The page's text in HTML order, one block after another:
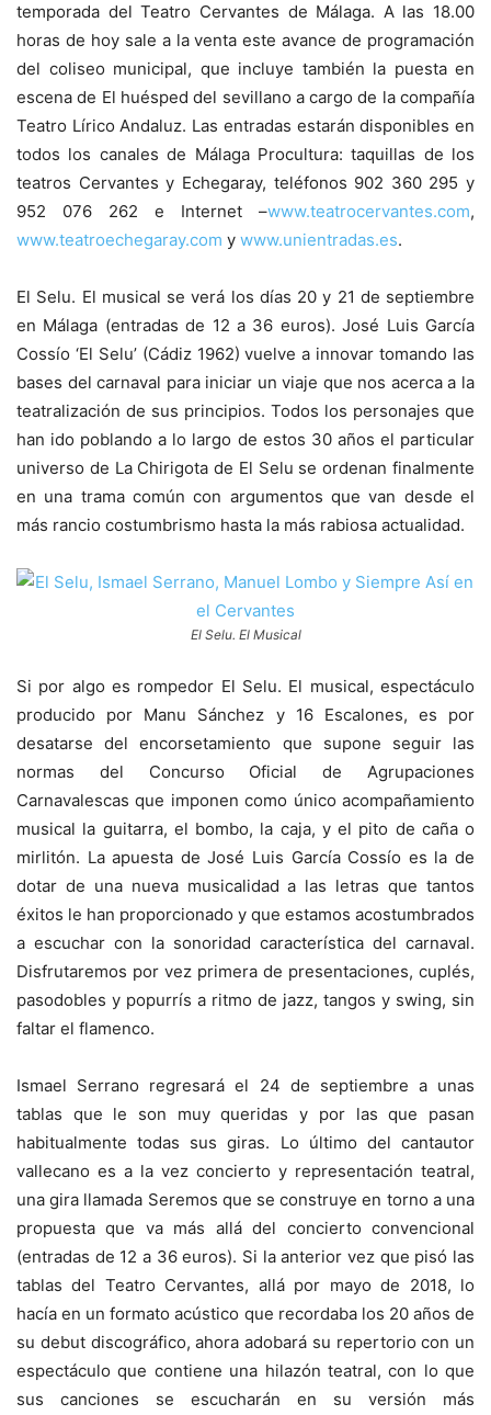
temporada del Teatro Cervantes de Málaga. A las 18.00
horas de hoy sale a la venta este avance de programación
del coliseo municipal, que incluye también la puesta en
escena de El huésped del sevillano a cargo de la compañía
Teatro Lírico Andaluz. Las entradas estarán disponibles en
todos los canales de Málaga Procultura: taquillas de los
teatros Cervantes y Echegaray, teléfonos 902 360 295 y
952 076 262 e Internet –www.teatrocervantes.com,
www.teatroechegaray.com y www.unientradas.es.
El Selu. El musical se verá los días 20 y 21 de septiembre
en Málaga (entradas de 12 a 36 euros). José Luis García
Cossío ‘El Selu’ (Cádiz 1962) vuelve a innovar tomando las
bases del carnaval para iniciar un viaje que nos acerca a la
teatralización de sus principios. Todos los personajes que
han ido poblando a lo largo de estos 30 años el particular
universo de La Chirigota de El Selu se ordenan finalmente
en una trama común con argumentos que van desde el
más rancio costumbrismo hasta la más rabiosa actualidad.
El Selu. El Musical
Si por algo es rompedor El Selu. El musical, espectáculo
producido por Manu Sánchez y 16 Escalones, es por
desatarse del encorsetamiento que supone seguir las
normas del Concurso Oficial de Agrupaciones
Carnavalescas que imponen como único acompañamiento
musical la guitarra, el bombo, la caja, y el pito de caña o
mirlitón. La apuesta de José Luis García Cossío es la de
dotar de una nueva musicalidad a las letras que tantos
éxitos le han proporcionado y que estamos acostumbrados
a escuchar con la sonoridad característica del carnaval.
Disfrutaremos por vez primera de presentaciones, cuplés,
pasodobles y popurrís a ritmo de jazz, tangos y swing, sin
faltar el flamenco.
Ismael Serrano regresará el 24 de septiembre a unas
tablas que le son muy queridas y por las que pasan
habitualmente todas sus giras. Lo último del cantautor
vallecano es a la vez concierto y representación teatral,
una gira llamada Seremos que se construye en torno a una
propuesta que va más allá del concierto convencional
(entradas de 12 a 36 euros). Si la anterior vez que pisó las
tablas del Teatro Cervantes, allá por mayo de 2018, lo
hacía en un formato acústico que recordaba los 20 años de
su debut discográfico, ahora adobará su repertorio con un
espectáculo que contiene una hilazón teatral, con lo que
sus canciones se escucharán en su versión más